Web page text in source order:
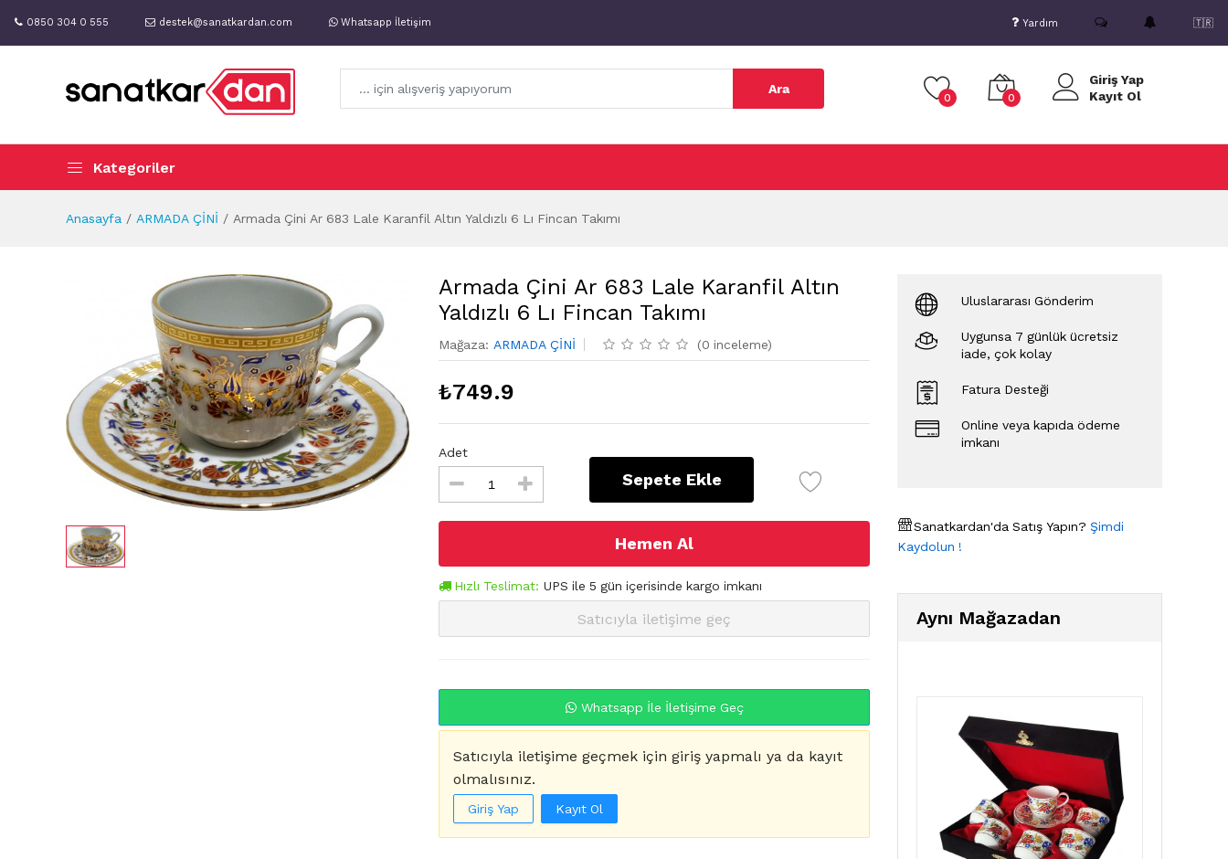
0850 304 0 555 destek@sanatkardan.com Whatsapp İletişim Yardım 🇹🇷
Ara
0 0
Giriş Yap
Kayıt Ol
Kategoriler
Anasayfa ARMADA ÇİNİ Armada Çini Ar 683 Lale Karanfil Altın Yaldızlı 6 Lı Fincan Takımı
Armada Çini Ar 683 Lale Karanfil Altın
Yaldızlı 6 Lı Fincan Takımı
Mağaza: ARMADA ÇİNİ (0 inceleme)
₺749.9
Adet
Sepete Ekle
Hemen Al
Hızlı Teslimat: UPS ile 5 gün içerisinde kargo imkanı
Satıcıyla iletişime geç
Whatsapp İle İletişime Geç
Satıcıyla iletişime geçmek için giriş yapmalı ya da kayıt
olmalısınız.
Giriş Yap Kayıt Ol
Uluslararası Gönderim
Uygunsa 7 günlük ücretsiz
iade, çok kolay
Fatura Desteği
Online veya kapıda ödeme
imkanı
Sanatkardan'da Satış Yapın? Şimdi
Kaydolun !
Aynı Mağazadan